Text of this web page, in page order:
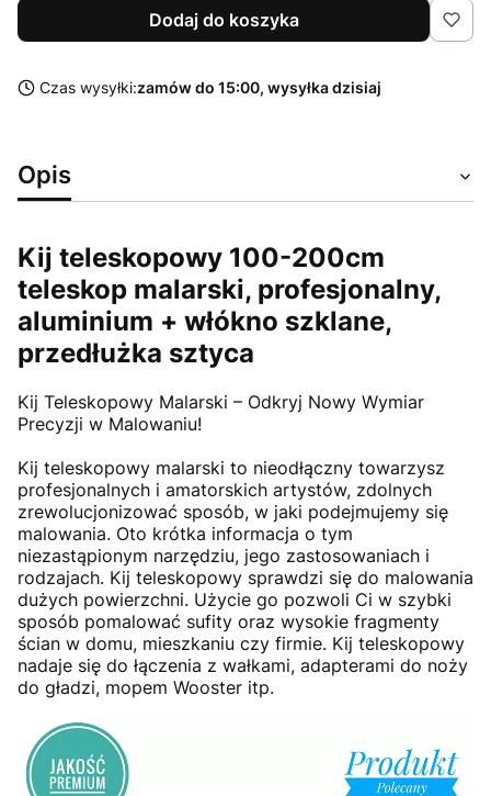
Dodaj do koszyka
Czas wysyłki:zamów do 15:00, wysyłka dzisiaj
Opis
Kij teleskopowy 100-200cm
teleskop malarski, profesjonalny,
aluminium + włókno szklane,
przedłużka sztyca
Kij Teleskopowy Malarski – Odkryj Nowy Wymiar
Precyzji w Malowaniu!
Kij teleskopowy malarski to nieodłączny towarzysz
profesjonalnych i amatorskich artystów, zdolnych
zrewolucjonizować sposób, w jaki podejmujemy się
malowania. Oto krótka informacja o tym
niezastąpionym narzędziu, jego zastosowaniach i
rodzajach. Kij teleskopowy sprawdzi się do malowania
dużych powierzchni. Użycie go pozwoli Ci w szybki
sposób pomalować sufity oraz wysokie fragmenty
ścian w domu, mieszkaniu czy firmie. Kij teleskopowy
nadaje się do łączenia z wałkami, adapterami do noży
do gładzi, mopem Wooster itp.